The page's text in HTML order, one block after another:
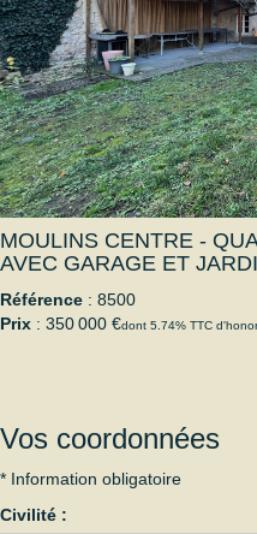
MOULINS CENTRE -
AVEC GARAGE ET
Référence : 8500
Prix : 350 000 €dont 5.74% TTC
Vos coordonnées
* Information obligatoire
Civilité :